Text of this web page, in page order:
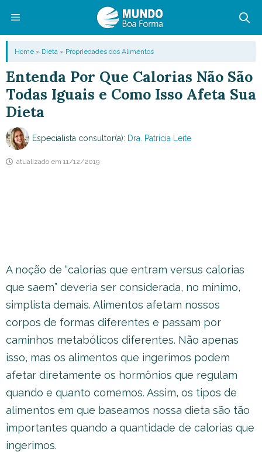
conteúdo
Menu
Home » Dieta » Propriedades dos Alimentos
Entenda Por Que Calorias Não São
Todas Iguais e Como Isso Afeta Sua
Dieta
Especialista consultor(a): Dra. Patricia Leite
atualizado em 11/12/2019
A noção de “calorias que entram versus calorias
que saem” deveria ser considerada, no mínimo,
simplista demais. Alimentos afetam nossos
corpos de formas diferentes e passam por
caminhos metabólicos diferentes. Não apenas
isso, mas os alimentos que ingerimos podem
afetar diretamente os hormônios que regulam
quando e quanto comemos. Assim, os tipos de
alimentos em que baseamos nossa dieta são tão
importantes quando a quantidade de calorias que
ingerimos.